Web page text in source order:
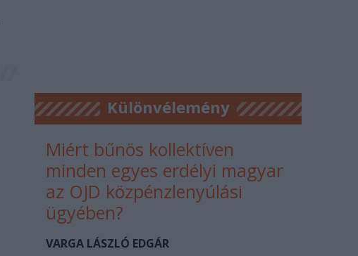
Különvélemény
Miért bűnös kollektíven
minden egyes erdélyi magyar
az OJD közpénzlenyúlási
ügyében?
VARGA LÁSZLÓ EDGÁR